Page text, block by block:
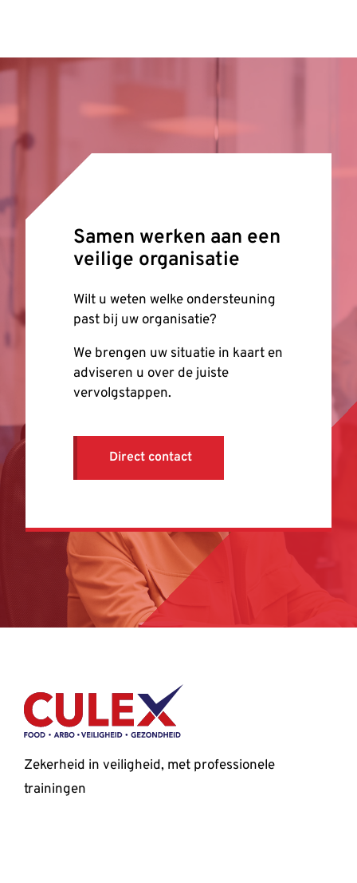
Samen werken aan een
veilige organisatie
Wilt u weten welke ondersteuning
past bij uw organisatie?
We brengen uw situatie in kaart en
adviseren u over de juiste
vervolgstappen.
Direct contact
Zekerheid in veiligheid, met professionele
trainingen